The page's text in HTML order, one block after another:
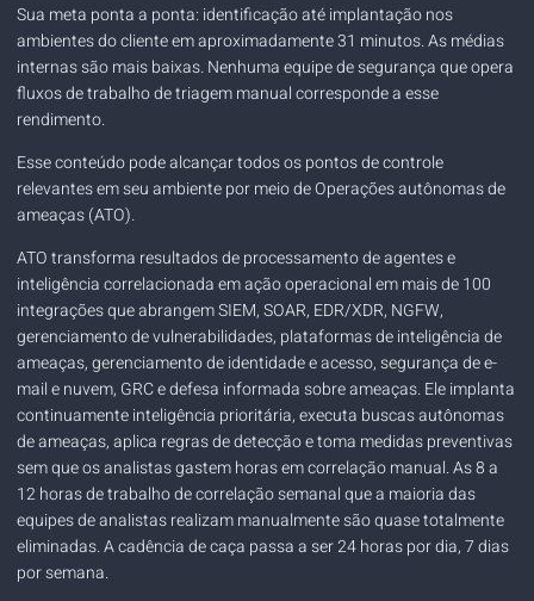
Sua meta ponta a ponta: identificação até implantação nos
ambientes do cliente em aproximadamente 31 minutos. As médias
internas são mais baixas. Nenhuma equipe de segurança que opera
fluxos de trabalho de triagem manual corresponde a esse
rendimento.
Esse conteúdo pode alcançar todos os pontos de controle
relevantes em seu ambiente por meio deOperações autônomas de
ameaças (ATO).
ATO transforma resultados de processamento de agentes e
inteligência correlacionada em ação operacional em mais de 100
integrações que abrangem SIEM, SOAR, EDR/XDR, NGFW,
gerenciamento de vulnerabilidades, plataformas de inteligência de
ameaças, gerenciamento de identidade e acesso, segurança de e-
mail e nuvem, GRC e defesa informada sobre ameaças. Ele implanta
continuamente inteligência prioritária, executa buscas autônomas
de ameaças, aplica regras de detecção e toma medidas preventivas
sem que os analistas gastem horas em correlação manual. As 8 a
12 horas de trabalho de correlação semanal que a maioria das
equipes de analistas realizam manualmente são quase totalmente
eliminadas. A cadência de caça passa a ser 24 horas por dia, 7 dias
por semana.